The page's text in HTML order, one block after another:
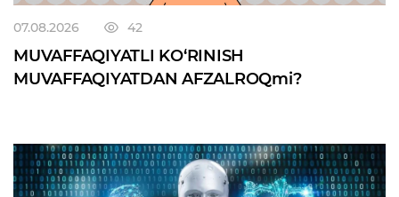
07.08.2026 42
MUVAFFAQIYATLI KO‘RINISH
MUVAFFAQIYATDAN AFZALROQmi?